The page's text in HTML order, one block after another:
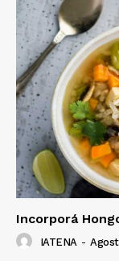
Incorporá
IATENA -